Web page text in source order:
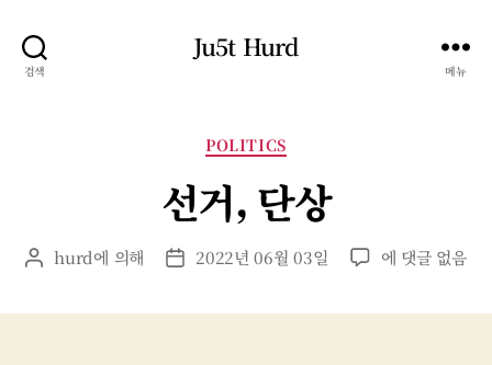
검색
Ju5t Hurd
메뉴
카
테
고
리
POLITICS
선거, 단상
게 hurd에 의해
게 2022년 06월 03일
선
에 댓글 없음